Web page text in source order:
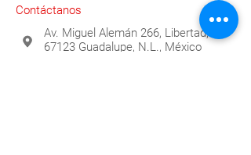
Contáctanos
Av. Miguel Alemán 266, Libertad,
67123 Guadalupe, N.L., México